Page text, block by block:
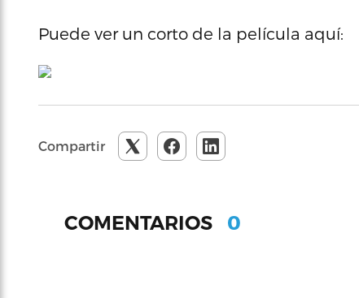
Puede ver un corto de la película aquí:
Compartir
COMENTARIOS 0